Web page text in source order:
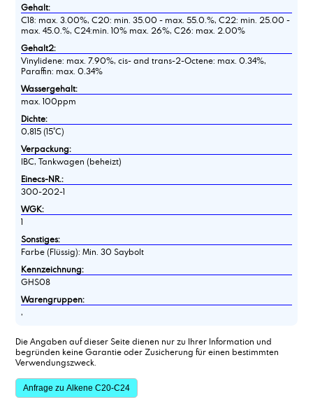
Gehalt:
C18: max. 3.00%, C20: min. 35.00 - max. 55.0.%, C22: min. 25.00 -
max. 45.0.%, C24:min. 10% max. 26%, C26: max. 2.00%
Gehalt2:
Vinylidene: max. 7.90%, cis- and trans-2-Octene: max. 0.34%,
Paraffin: max. 0.34%
Wassergehalt:
max. 100ppm
Dichte:
0,815 (15°C)
Verpackung:
IBC, Tankwagen (beheizt)
Einecs-NR.:
300-202-1
WGK:
1
Sonstiges:
Farbe (Flüssig): Min. 30 Saybolt
Kennzeichnung:
GHS08
Warengruppen:
,
Die Angaben auf dieser Seite dienen nur zu Ihrer Information und
begründen keine Garantie oder Zusicherung für einen bestimmten
Verwendungszweck.
Anfrage zu Alkene C20-C24